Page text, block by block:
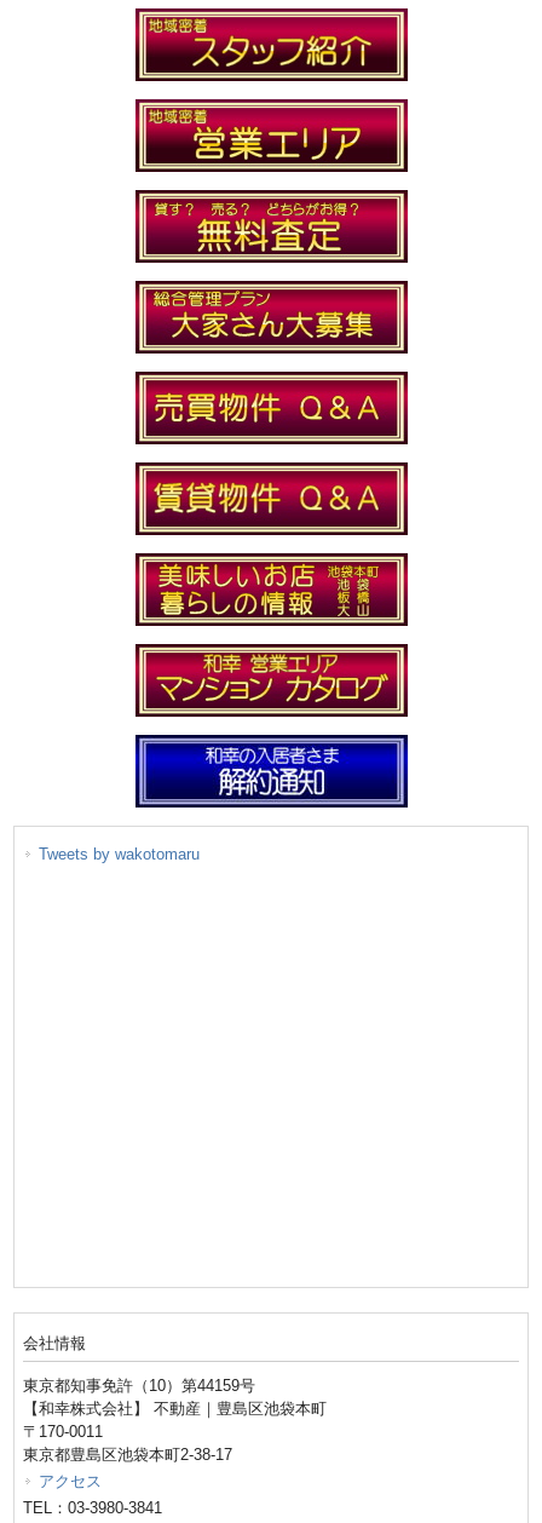
Tweets by wakotomaru
会社情報
東京都知事免許（10）第44159号
【和幸株式会社】 不動産｜豊島区池袋本町
〒170-0011
東京都豊島区池袋本町2-38-17
アクセス
TEL：03-3980-3841